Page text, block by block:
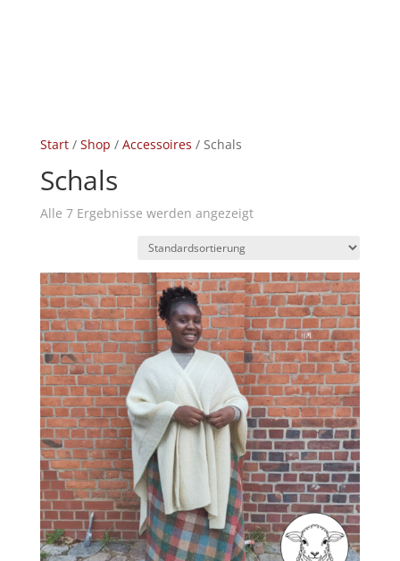
Start/ Shop / Accessoires / Schals
Schals
Alle 7 Ergebnisse werden angezeigt